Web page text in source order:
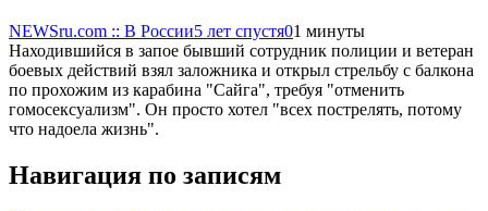
NEWSru.com :: В России5 лет спустя01 минуты
Находившийся в запое бывший сотрудник полиции и ветеран
боевых действий взял заложника и открыл стрельбу с балкона
по прохожим из карабина "Сайга", требуя "отменить
гомосексуализм". Он просто хотел "всех пострелять, потому
что надоела жизнь".
Навигация по записям